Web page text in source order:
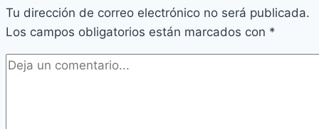
al
segundo
después
del
Tu dirección de correo electrónico no será publicada.
Los campos obligatorios están marcados con *